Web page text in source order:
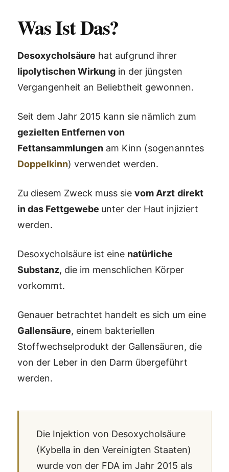
Was Ist Das?
Desoxycholsäure hat aufgrund ihrer
lipolytischen Wirkung in der jüngsten
Vergangenheit an Beliebtheit gewonnen.
Seit dem Jahr 2015 kann sie nämlich zum
gezielten Entfernen von
Fettansammlungen am Kinn (sogenanntes
Doppelkinn) verwendet werden.
Zu diesem Zweck muss sie vom Arzt direkt
in das Fettgewebe unter der Haut injiziert
werden.
Desoxycholsäure ist eine natürliche
Substanz, die im menschlichen Körper
vorkommt.
Genauer betrachtet handelt es sich um eine
Gallensäure, einem bakteriellen
Stoffwechselprodukt der Gallensäuren, die
von der Leber in den Darm übergeführt
werden.
Die Injektion von Desoxycholsäure
(Kybella in den Vereinigten Staaten)
wurde von der FDA im Jahr 2015 als